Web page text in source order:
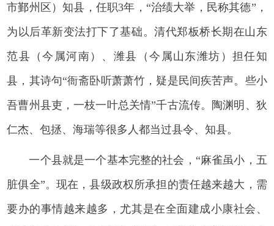
市鄞州区）知县，任职3年，“治绩大举，民称其德”，
为以后革新变法打下了基础。清代郑板桥长期在山东
范县（今属河南）、潍县（今属山东潍坊）担任知
县，其诗句“衙斋卧听萧萧竹，疑是民间疾苦声。些小
吾曹州县吏，一枝一叶总关情”千古流传。陶渊明、狄
仁杰、包拯、海瑞等很多人都当过县令、知县。
一个县就是一个基本完整的社会，“麻雀虽小，五
脏俱全”。现在，县级政权所承担的责任越来越大，需
要办的事情越来越多，尤其是在全面建成小康社会、